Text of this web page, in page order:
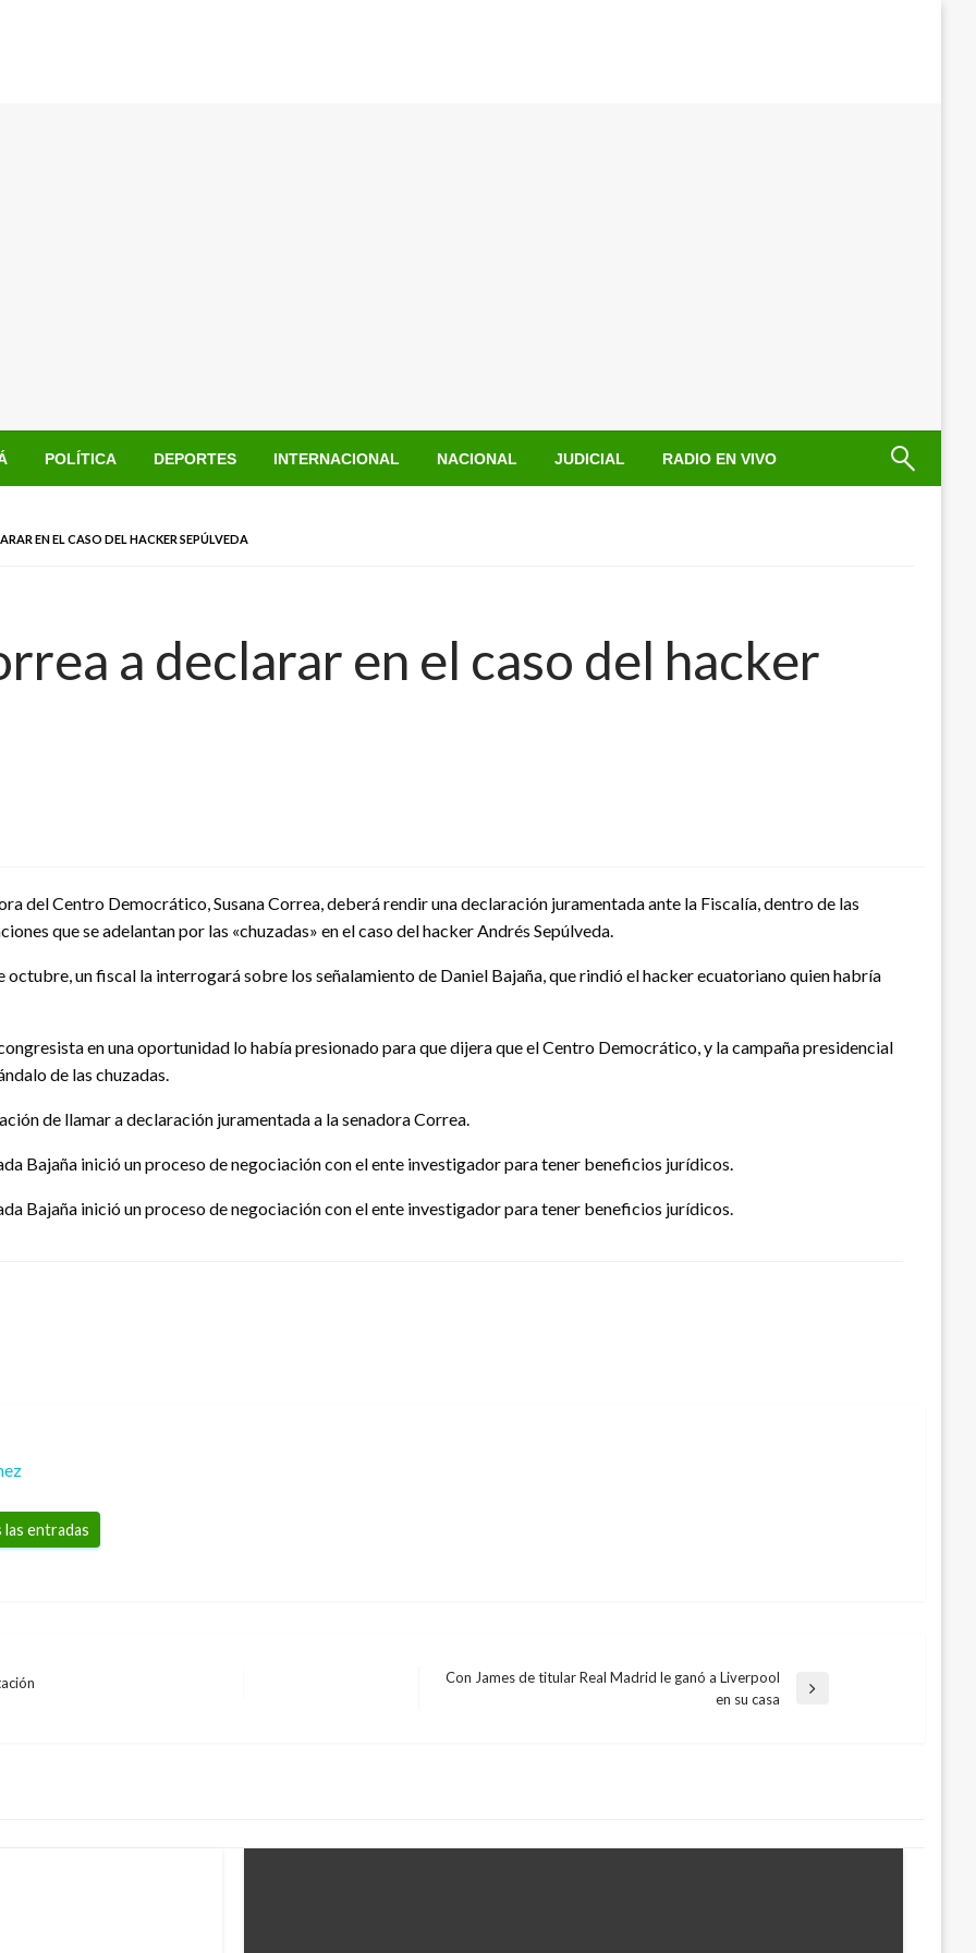
POLÍTICA DEPORTES INTERNACIONAL NACIONAL JUDICIAL RADIO EN VIVO
EN EL CASO DEL HACKER SEPÚLVEDA
a declarar en el caso del hacker
del Centro Democrático, Susana Correa, deberá rendir una declaración juramentada ante la Fiscalía, dentro de las
que se adelantan por las «chuzadas» en el caso del hacker Andrés Sepúlveda.
un fiscal la interrogará sobre los señalamiento de Daniel Bajaña, que rindió el hacker ecuatoriano quien habría
en una oportunidad lo había presionado para que dijera que el Centro Democrático, y la campaña presidencial
de las chuzadas.
de llamar a declaración juramentada a la senadora Correa.
Bajaña inició un proceso de negociación con el ente investigador para tener beneficios jurídicos.
Bajaña inició un proceso de negociación con el ente investigador para tener beneficios jurídicos.
entradas
Con James de titular Real Madrid le ganó a Liverpool
en su casa